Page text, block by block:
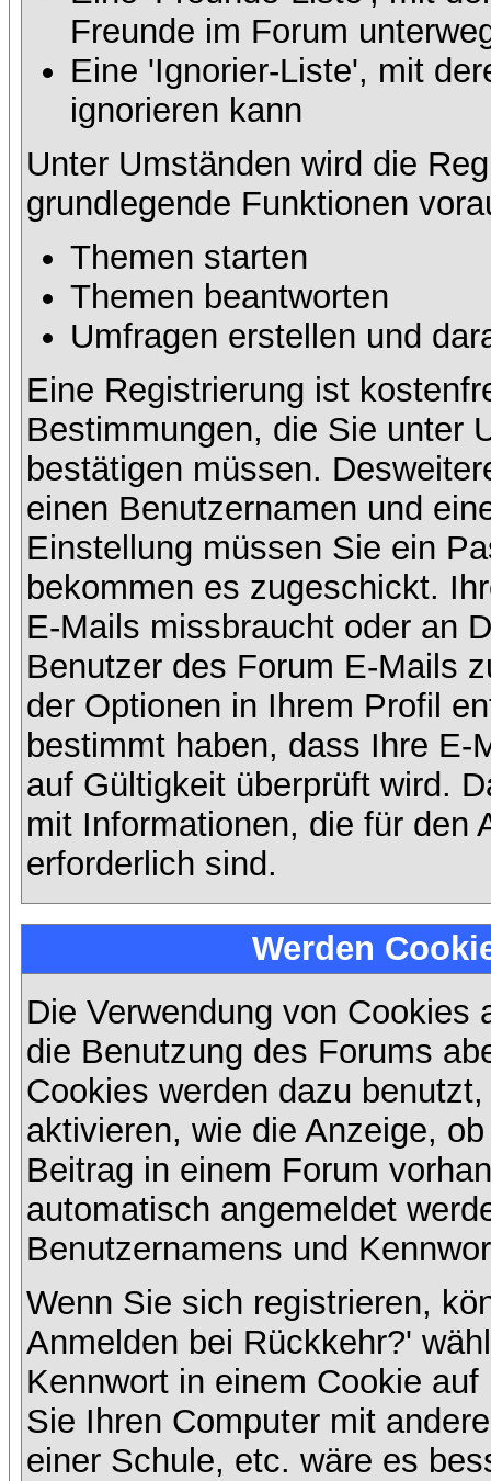
Freunde im Forum
Eine 'Ignorier-Liste', mit
ignorieren kann
Unter Umständen wird die
grundlegende Funktionen
Themen starten
Themen beantworten
Umfragen erstellen und
Eine Registrierung ist
Bestimmungen, die Sie unter
bestätigen müssen.
einen Benutzernamen und
Einstellung müssen Sie ein
bekommen es zugeschickt.
E-Mails missbraucht oder an
Benutzer des Forum E-Mails
der Optionen in Ihrem Profil
bestimmt haben, dass Ihre E-
auf Gültigkeit überprüft wird.
mit Informationen, die für den
erforderlich sind.
Werden
Die Verwendung von
die Benutzung des Forums
Cookies werden dazu
aktivieren, wie die Anzeige,
Beitrag in einem Forum
automatisch angemeldet
Benutzernamens und
Wenn Sie sich registrieren,
Anmelden bei Rückkehr?'
Kennwort in einem Cookie
Sie Ihren Computer mit
einer Schule, etc. wäre es